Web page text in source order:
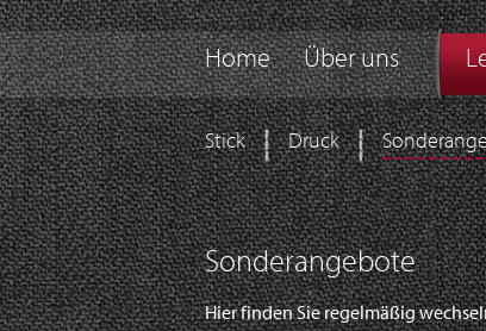
Home Über uns
Stick Druck
Sonderangebote
Hier finden Sie regelmäßig